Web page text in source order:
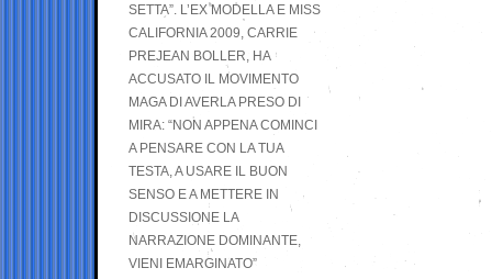
SETTA”. L’EX MODELLA E MISS
CALIFORNIA 2009, CARRIE
PREJEAN BOLLER, HA
ACCUSATO IL MOVIMENTO
MAGA DI AVERLA PRESO DI
MIRA: “NON APPENA COMINCI
A PENSARE CON LA TUA
TESTA, A USARE IL BUON
SENSO E A METTERE IN
DISCUSSIONE LA
NARRAZIONE DOMINANTE,
VIENI EMARGINATO”